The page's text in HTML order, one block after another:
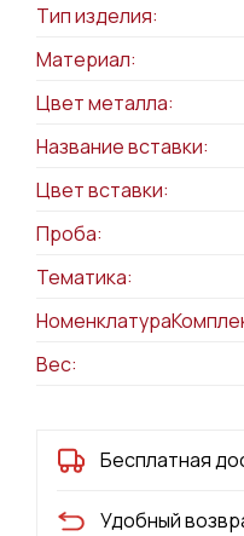
Тип изделия:
Материал:
Цвет металла:
Название вставки:
Цвет вставки:
Проба:
Тематика:
Вес:
Бесплатная
Удобный